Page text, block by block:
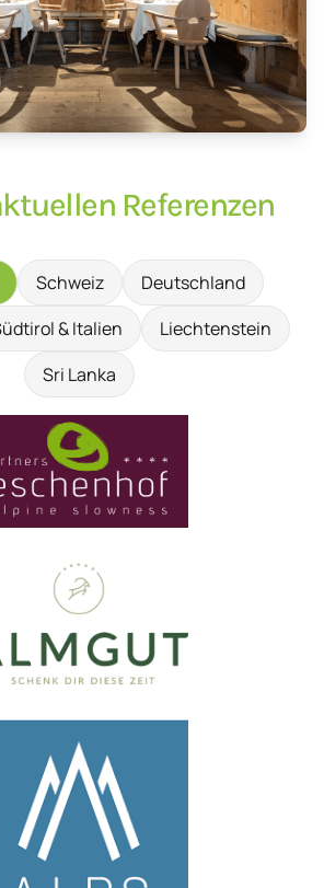
Referenzen
Schweiz
Deutschland
& Italien
Liechtenstein
Sri Lanka